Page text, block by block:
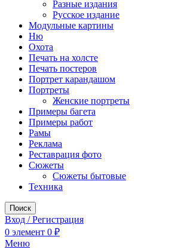
Разные издания
Русское издание
Модульные картины
Ню
Охота
Печать на холсте
Печать постеров
Портрет карандашом
Портреты
Женские портреты
Примеры багета
Примеры работ
Рамы
Реклама
Реставрация фото
Сюжеты
Сюжеты бытовые
Техника
Поиск
Вход / Регистрация
0 элемент 0 ₽
Меню